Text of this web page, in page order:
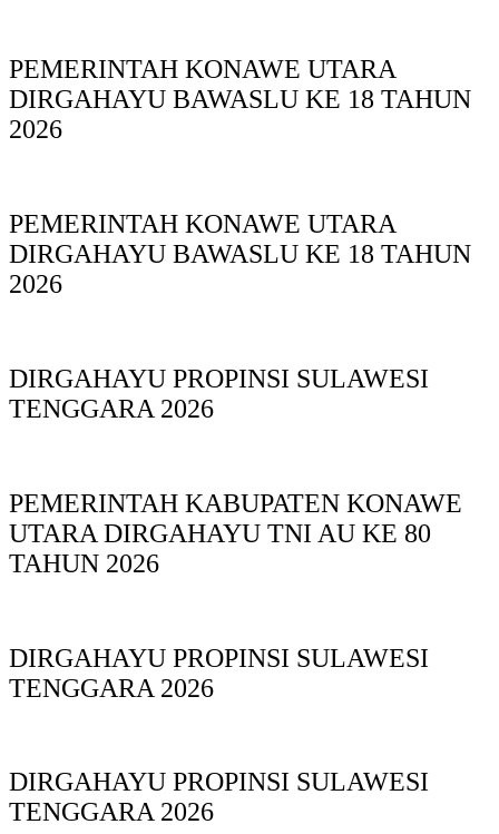
PEMERINTAH KONAWE UTARA
DIRGAHAYU BAWASLU KE 18 TAHUN
2026
PEMERINTAH KONAWE UTARA
DIRGAHAYU BAWASLU KE 18 TAHUN
2026
DIRGAHAYU PROPINSI SULAWESI
TENGGARA 2026
PEMERINTAH KABUPATEN KONAWE
UTARA DIRGAHAYU TNI AU KE 80
TAHUN 2026
DIRGAHAYU PROPINSI SULAWESI
TENGGARA 2026
DIRGAHAYU PROPINSI SULAWESI
TENGGARA 2026